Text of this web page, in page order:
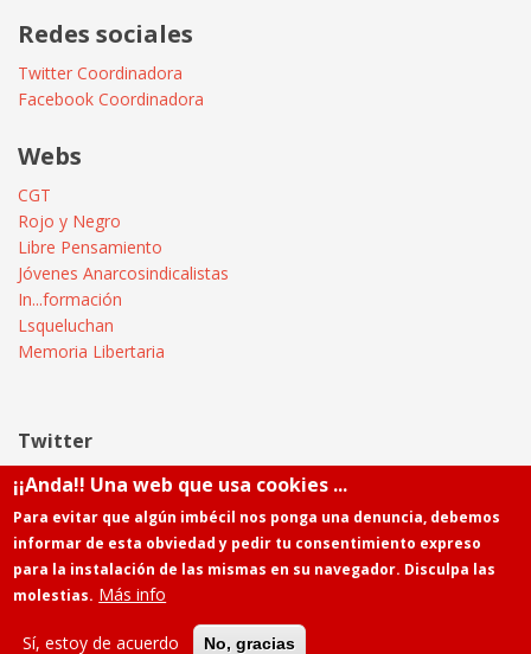
Redes sociales
Twitter Coordinadora
Facebook Coordinadora
Webs
CGT
Rojo y Negro
Libre Pensamiento
Jóvenes Anarcosindicalistas
In...formación
Lsqueluchan
Memoria Libertaria
Twitter
Tweets by @Informatica_CGT
Contacto
¡¡Anda!! Una web que usa cookies ...
Para evitar que algún imbécil nos ponga una denuncia, debemos
informar de esta obviedad y pedir tu consentimiento expreso
para la instalación de las mismas en su navegador. Disculpa las
molestias. Más info
Sí, estoy de acuerdo No, gracias